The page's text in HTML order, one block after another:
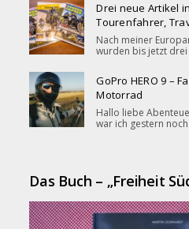
Drei neue Artikel
Tourenfahrer,
Nach meiner
wurden bis jetzt
GoPro HERO 9 –
Motorrad
Hallo liebe
war ich gestern
Das Buch – „Freiheit